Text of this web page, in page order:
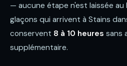
— aucune étape n'est laissée au
glaçons qui arrivent à Stains
conservent 8 à 10 heures sans
supplémentaire.